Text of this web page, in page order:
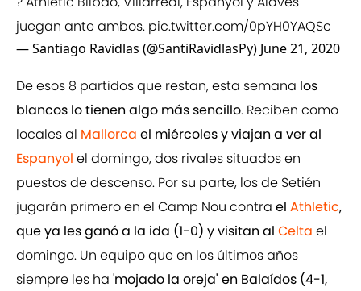
juegan ante ambos. pic.twitter.com/0pYH0YAQSc
— Santiago Ravidlas (@SantiRavidlasPy) June 21, 2020
De esos 8 partidos que restan, esta semana los
blancos lo tienen algo más sencillo. Reciben como
locales al Mallorca el miércoles y viajan a ver al
Espanyol el domingo, dos rivales situados en
puestos de descenso. Por su parte, los de Setién
jugarán primero en el Camp Nou contra el Athletic,
que ya les ganó a la ida (1-0) y visitan al Celta el
domingo. Un equipo que en los últimos años
siempre les ha 'mojado la oreja' en Balaídos (4-1,